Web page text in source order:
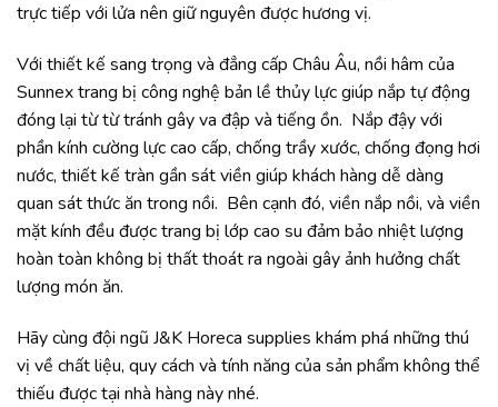
trực tiếp với lửa nên giữ nguyên được hương vị.
Với thiết kế sang trọng và đẳng cấp Châu Âu, nồi hâm của
Sunnex trang bị công nghệ bản lề thủy lực giúp nắp tự động
đóng lại từ từ tránh gây va đập và tiếng ồn. Nắp đậy với
phần kính cường lực cao cấp, chống trầy xước, chống đọng hơi
nước, thiết kế tràn gần sát viền giúp khách hàng dễ dàng
quan sát thức ăn trong nồi. Bên cạnh đó, viền nắp nồi, và viền
mặt kính đều được trang bị lớp cao su đảm bảo nhiệt lượng
hoàn toàn không bị thất thoát ra ngoài gây ảnh hưởng chất
lượng món ăn.
Hãy cùng đội ngũ J&K Horeca supplies khám phá những thú
vị về chất liệu, quy cách và tính năng của sản phẩm không thể
thiếu được tại nhà hàng này nhé.